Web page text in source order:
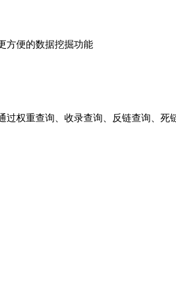
方便的数据挖掘功能
过权重查询、收录查询、反链查询、